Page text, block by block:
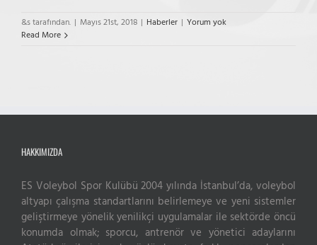
&s tarafından. | Mayıs 21st, 2018 | Haberler | Yorum yok
Read More
HAKKIMIZDA
ES Voleybol Spor Kulübü 2004 yılında İstanbul’da, voleybol
altyapı çalışma standartlarını belirlemeye ve yeni sistemler
geliştirmeye yönelik yenilikçi uygulamalar ile sektörde öncü
konumda olmak; sporcu, antrenör ve yönetici adaylarını
Live Support